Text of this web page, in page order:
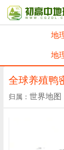
地
地
全球养殖鸭
归属： 世界地图